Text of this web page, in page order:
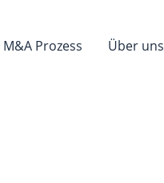
M&A Prozess Über uns